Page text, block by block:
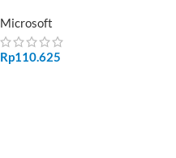
Microsoft
Rp110.625